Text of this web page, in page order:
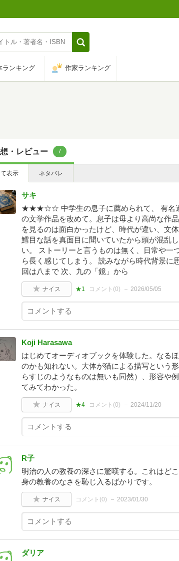
ランキング 作家ランキング
・レビュー 7
表示 ネタバレ
サキ
★★★☆☆ 中学生の息子に薦められて、 有名
の文学作品を改めて。息子は母より高尚な作
を見るのは面白かったけど、時代が違い、文
鱈目な話を真面目に聞いていたから頭が混乱
い。 ストーリーと言うものは無く、日常や一
ら長く感じてしまう。 読みながら時代背景に
回は八まで 次、九の「鏡」から
ナイス ★1 コメント(0) 2026/05/05
Koji Harasawa
はじめてオーディオブックを体験した。なる
のかも知れない。大体が猫による描写という
らすじのようなものは無いも同然）、形容や
てみてわかった。
ナイス ★4 コメント(0) 2024/11/20
R子
明治の人の教養の深さに驚嘆する。これはど
身の教養のなさを恥じ入るばかりです。
ナイス コメント(0) 2023/01/30
ダリア